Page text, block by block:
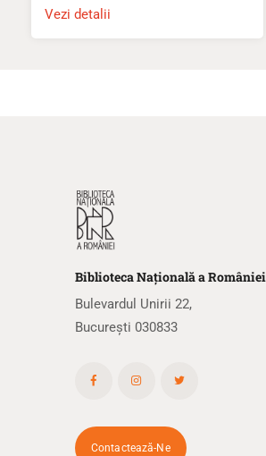
Vezi detalii
BibliotecaNaționalăa României
Bulevardul Unirii 22,
București 030833
Contactează-Ne